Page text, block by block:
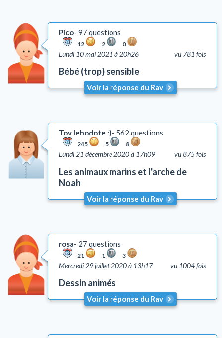
Pico 97 questions
12 2 0
vu 781 fois
Lundi 10 mai 2021 à 20h26
Bébé (trop) sensible
Voir la réponse du Rav
Tov lehodote :) 562 questions
245 5 8
vu 875 fois
Lundi 21 décembre 2020 à 17h09
Les animaux marins et l'arche de
Noah
Voir la réponse du Rav
rosa 27 questions
21 1 3
vu 1004 fois
Mercredi 29 juillet 2020 à 13h17
Dessin animés
Voir la réponse du Rav